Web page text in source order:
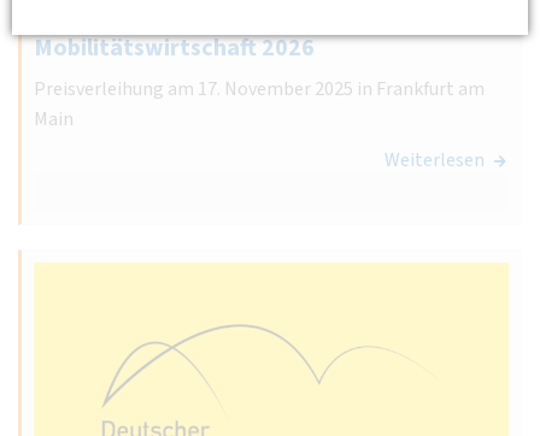
Mobilitätswirtschaft 2026
Preisverleihung am 17. November 2025 in Frankfurt am
Main
Weiterlesen